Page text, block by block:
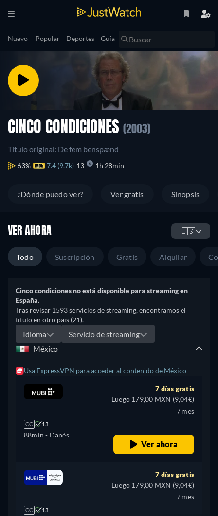
Nuevo Popular Deportes Guía
CINCO CONDICIONES (2003)
Título original: De fem benspænd
63% 7.4 (9.7k) 13 1h 28min
¿Dónde puedo ver? Ver gratis Sinopsis
VER AHORA 🇪🇸
Todo Suscripción Gratis Alquilar
Cinco condiciones no está disponible para streaming en
España.
Tras revisar 1593 servicios de streaming, encontramos el
título en otro país (21).
Idioma
Servicio de streaming
México
Usa ExpressVPN para acceder al contenido de México
CC 13
88min - Danés
7 días gratis
Luego 179,00 MXN (9,04€)
/ mes
Ver ahora
CC 13
7 días gratis
Luego 179,00 MXN (9,04€)
/ mes